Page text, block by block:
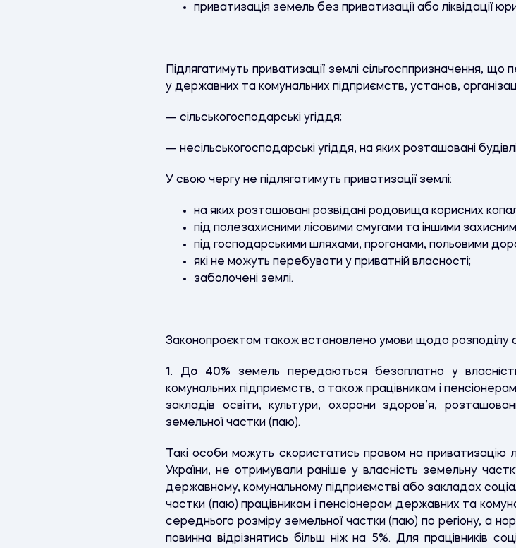
приватизація земель без приватизації або ліквідації
Підлягатимуть приватизації землі сільгосппризначення,
у державних та комунальних підприємств, установ,
— сільськогосподарські угіддя;
— несільськогосподарські угіддя, на яких розташовані
У свою чергу не підлягатимуть приватизації землі:
на яких розташовані розвідані родовища корисних
під полезахисними лісовими смугами та іншими
під господарськими шляхами, прогонами, польовими
які не можуть перебувати у приватній власності;
заболочені землі.
Законопроєктом також встановлено умови щодо розподілу
1. До 40% земель передаються безоплатно у
комунальних підприємств, а також працівникам і
закладів освіти, культури, охорони здоров’я,
земельної частки (паю).
Такі особи можуть скористатись правом на
України, не отримували раніше у власність земельну
державному, комунальному підприємстві або закладах
частки (паю) працівникам і пенсіонерам державних та
середнього розміру земельної частки (паю) по регіону, а
повинна відрізнятись більш ніж на 5%. Для працівників